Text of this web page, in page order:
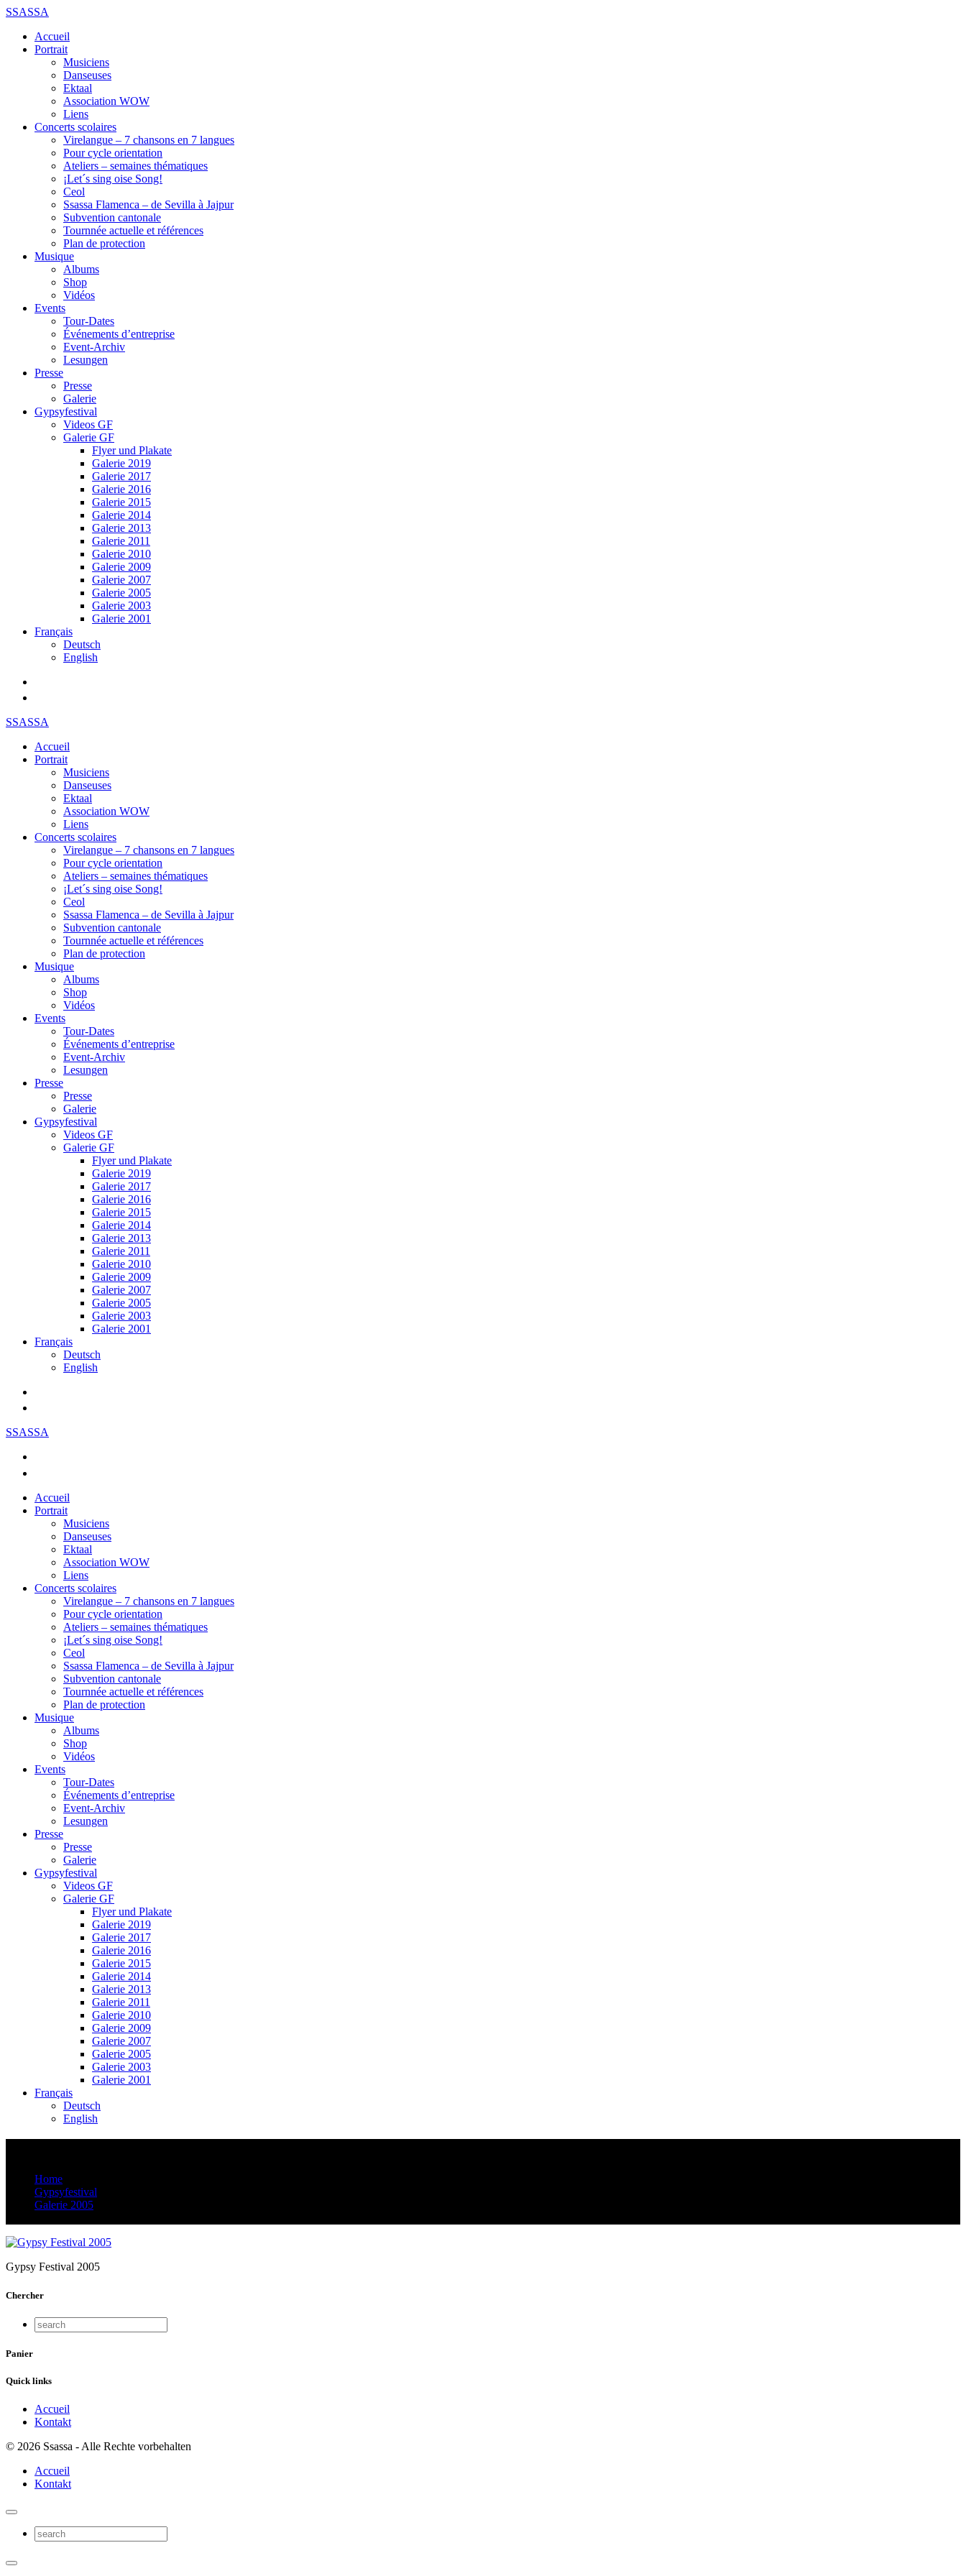
SSASSA
Accueil
Portrait
Musiciens
Danseuses
Ektaal
Association WOW
Liens
Concerts scolaires
Virelangue – 7 chansons en 7 langues
Pour cycle orientation
Ateliers – semaines thématiques
¡Let´s sing oise Song!
Ceol
Ssassa Flamenca – de Sevilla à Jajpur
Subvention cantonale
Tournnée actuelle et références
Plan de protection
Musique
Albums
Shop
Vidéos
Events
Tour-Dates
Événements d’entreprise
Event-Archiv
Lesungen
Presse
Presse
Galerie
Gypsyfestival
Videos GF
Galerie GF
Flyer und Plakate
Galerie 2019
Galerie 2017
Galerie 2016
Galerie 2015
Galerie 2014
Galerie 2013
Galerie 2011
Galerie 2010
Galerie 2009
Galerie 2007
Galerie 2005
Galerie 2003
Galerie 2001
Français
Deutsch
English
SSASSA
Accueil
Portrait
Musiciens
Danseuses
Ektaal
Association WOW
Liens
Concerts scolaires
Virelangue – 7 chansons en 7 langues
Pour cycle orientation
Ateliers – semaines thématiques
¡Let´s sing oise Song!
Ceol
Ssassa Flamenca – de Sevilla à Jajpur
Subvention cantonale
Tournnée actuelle et références
Plan de protection
Musique
Albums
Shop
Vidéos
Events
Tour-Dates
Événements d’entreprise
Event-Archiv
Lesungen
Presse
Presse
Galerie
Gypsyfestival
Videos GF
Galerie GF
Flyer und Plakate
Galerie 2019
Galerie 2017
Galerie 2016
Galerie 2015
Galerie 2014
Galerie 2013
Galerie 2011
Galerie 2010
Galerie 2009
Galerie 2007
Galerie 2005
Galerie 2003
Galerie 2001
Français
Deutsch
English
SSASSA
Accueil
Portrait
Musiciens
Danseuses
Ektaal
Association WOW
Liens
Concerts scolaires
Virelangue – 7 chansons en 7 langues
Pour cycle orientation
Ateliers – semaines thématiques
¡Let´s sing oise Song!
Ceol
Ssassa Flamenca – de Sevilla à Jajpur
Subvention cantonale
Tournnée actuelle et références
Plan de protection
Musique
Albums
Shop
Vidéos
Events
Tour-Dates
Événements d’entreprise
Event-Archiv
Lesungen
Presse
Presse
Galerie
Gypsyfestival
Videos GF
Galerie GF
Flyer und Plakate
Galerie 2019
Galerie 2017
Galerie 2016
Galerie 2015
Galerie 2014
Galerie 2013
Galerie 2011
Galerie 2010
Galerie 2009
Galerie 2007
Galerie 2005
Galerie 2003
Galerie 2001
Français
Deutsch
English
Home
Gypsyfestival
Galerie 2005
Gypsy Festival 2005
Chercher
Panier
Quick links
Accueil
Kontakt
© 2026 Ssassa - Alle Rechte vorbehalten
Accueil
Kontakt